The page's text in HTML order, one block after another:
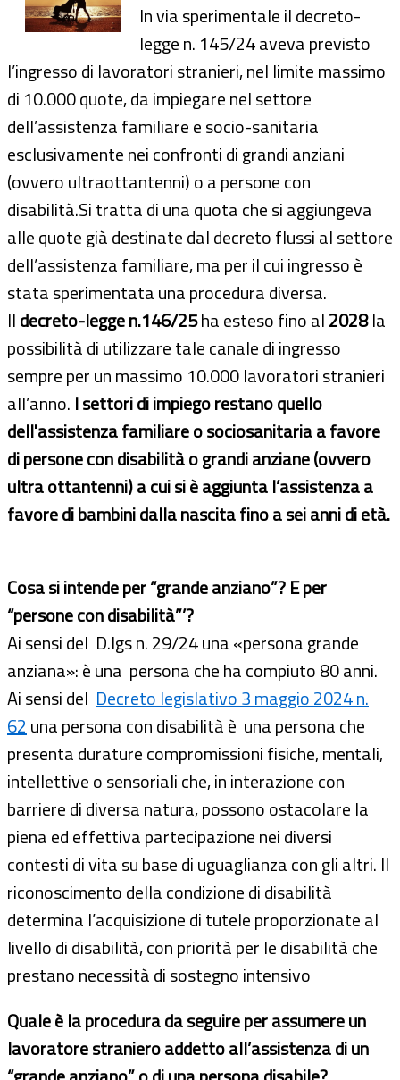
In via sperimentale il decreto-
legge n. 145/24 aveva previsto
l’ingresso di lavoratori stranieri, nel limite massimo
di 10.000 quote, da impiegare nel settore
dell’assistenza familiare e socio-sanitaria
esclusivamente nei confronti di grandi anziani
(ovvero ultraottantenni) o a persone con
disabilità.Si tratta di una quota che si aggiungeva
alle quote già destinate dal decreto flussi al settore
dell’assistenza familiare, ma per il cui ingresso è
stata sperimentata una procedura diversa.
Ildecreto-legge n.146/25ha esteso fino al2028la
possibilità di utilizzare tale canale di ingresso
sempre per un massimo 10.000 lavoratori stranieri
all’anno. I settori di impiego restano quello
dell'assistenza familiare o sociosanitaria a favore
di persone con disabilità o grandi anziane (ovvero
ultra ottantenni) a cui si è aggiunta l’assistenza a
favore di bambini dalla nascita fino a sei anni di età.
Cosa si intende per “grande anziano”? E per
“persone con disabilità”’?
Ai sensi del D.lgs n. 29/24 una «persona grande
anziana»: è una persona che ha compiuto 80 anni.
Ai sensi del Decreto legislativo 3 maggio 2024 n.
62 una persona con disabilità è una persona che
presenta durature compromissioni fisiche, mentali,
intellettive o sensoriali che, in interazione con
barriere di diversa natura, possono ostacolare la
piena ed effettiva partecipazione nei diversi
contesti di vita su base di uguaglianza con gli altri. Il
riconoscimento della condizione di disabilità
determina l’acquisizione di tutele proporzionate al
livello di disabilità, con priorità per le disabilità che
prestano necessità di sostegno intensivo
Quale è la procedura da seguire per assumere un
lavoratore straniero addetto all’assistenza di un